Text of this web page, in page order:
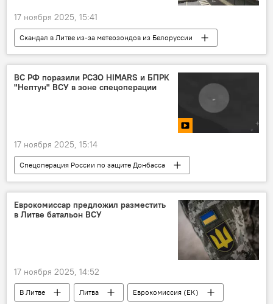
17 ноября 2025, 15:41
Скандал в Литве из-за метеозондов из Белоруссии
В Литве
Литва Белоруссия
ВС РФ поразили РСЗО HIMARS и БПРК
"Нептун" ВСУ в зоне спецоперации
17 ноября 2025, 15:14
Спецоперация России по защите Донбасса
В мире
Россия
Украина
Минобороны РФ
Еврокомиссар предложил разместить
в Литве батальон ВСУ
17 ноября 2025, 14:52
В Литве Литва Еврокомиссия (ЕК)